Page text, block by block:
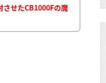
させたCB1000Fの魔